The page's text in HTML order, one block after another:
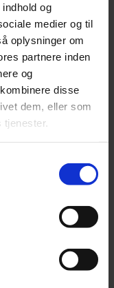
og
medier og til
oplysninger om
partnere inden
og
disse
dem, eller som